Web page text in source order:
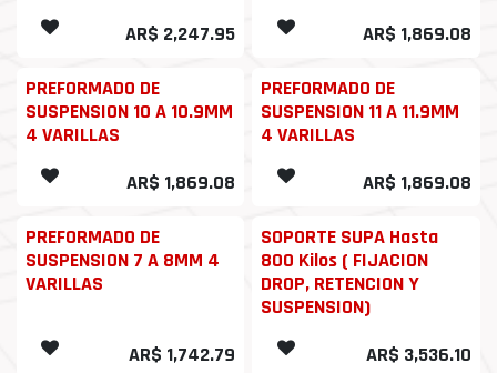
AR$ 2,247.95
AR$ 1,869.08
PREFORMADO DE
SUSPENSION 10 A 10.9MM
4 VARILLAS
AR$ 1,869.08
PREFORMADO DE
SUSPENSION 11 A 11.9MM
4 VARILLAS
AR$ 1,869.08
PREFORMADO DE
SUSPENSION 7 A 8MM 4
VARILLAS
AR$ 1,742.79
SOPORTE SUPA Hasta
800 Kilos ( FIJACION
DROP, RETENCION Y
SUSPENSION)
AR$ 3,536.10